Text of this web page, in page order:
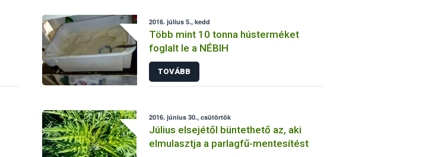
2016. július 5., kedd
Több mint 10 tonna hústerméket
foglalt le a NÉBIH
TOVÁBB
2016. június 30., csütörtök
Július elsejétől büntethető az, aki
elmulasztja a parlagfű-mentesítést